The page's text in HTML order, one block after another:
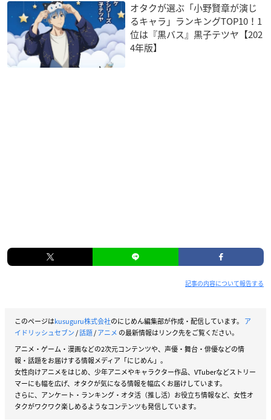
オタクが選ぶ「小野賢章が演じ
るキャラ」ランキングTOP10！1
位は『黒バス』黒子テツヤ【202
4年版】
記事の内容について報告する
このページはkusuguru株式会社のにじめん編集部が作成・配信しています。 ア
イドリッシュセブン/話題/アニメ の最新情報はリンク先をご覧ください。
アニメ・ゲーム・漫画などの2次元コンテンツや、声優・舞台・俳優などの情
報・話題をお届けする情報メディア「にじめん」。
女性向けアニメをはじめ、少年アニメやキャラクター作品、VTuberなどストリー
マーにも幅を広げ、オタクが気になる情報を幅広くお届けしています。
さらに、アンケート・ランキング・オタ活（推し活）お役立ち情報など、女性オ
タクがワクワク楽しめるようなコンテンツも発信しています。